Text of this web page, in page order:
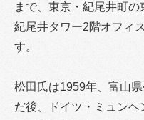
まで、東京・紀尾井町の
紀尾井タワー2階オフィ
す。
松田氏は1959年、富山
だ後、ドイツ・ミュン